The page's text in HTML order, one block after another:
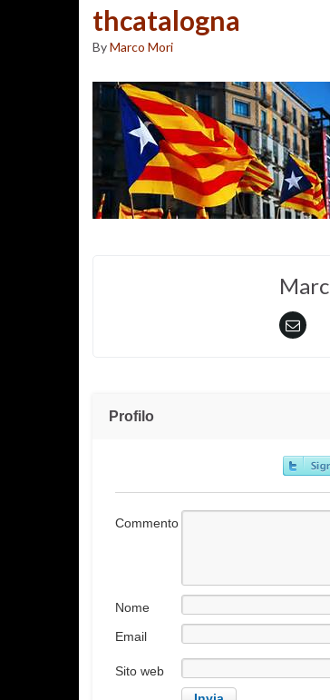
thcatalogna
ByMarco Mori
Profilo
Commento
Nome
Email
Sito web